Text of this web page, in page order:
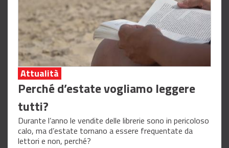
Attualità
Perché d’estate vogliamo leggere
tutti?
Durante l’anno le vendite delle librerie sono in pericoloso
calo, ma d’estate tornano a essere frequentate da
lettori e non, perché?